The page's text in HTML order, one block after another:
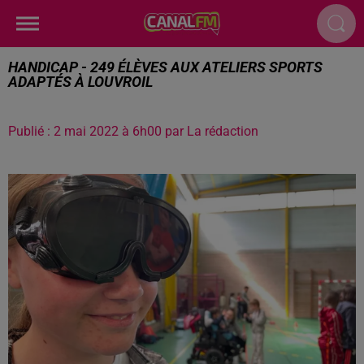
HANDICAP - 249 ÉLÈVES AUX ATELIERS SPORTS
ADAPTÉS À LOUVROIL
Publié : 2 mai 2022 à 6h00 par La rédaction